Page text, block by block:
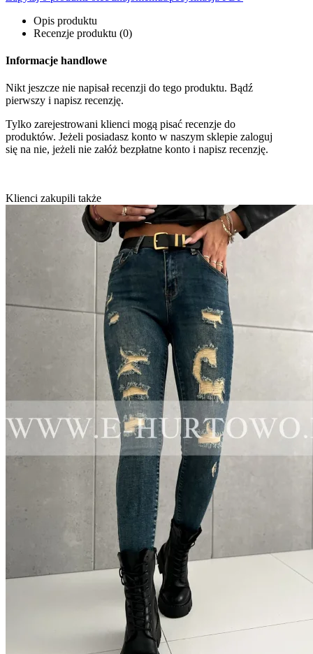
Opis produktu
Recenzje produktu (0)
Informacje handlowe
Nikt jeszcze nie napisał recenzji do tego produktu. Bądź
pierwszy i napisz recenzję.
Tylko zarejestrowani klienci mogą pisać recenzje do
produktów. Jeżeli posiadasz konto w naszym sklepie zaloguj
się na nie, jeżeli nie załóż bezpłatne konto i napisz recenzję.
Klienci zakupili także